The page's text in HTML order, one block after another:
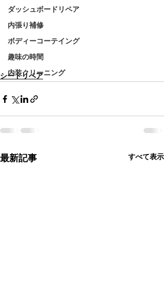
ダッシュボードリペア
内張り補修
ボディーコーテイング
趣味の時間
内装クリーニング
シートリペア
最新記事 すべて表示